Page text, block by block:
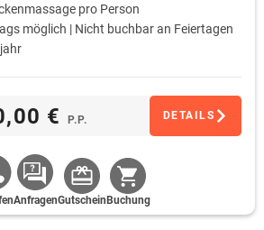
pro Person
möglich | Nicht buchbar an Feiertagen
€ P.P. DETAILS
AnfragenGutschein Buchung